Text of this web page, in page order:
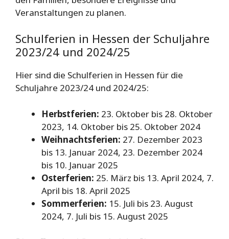
Veranstaltungen zu planen.
Schulferien in Hessen der Schuljahre
2023/24 und 2024/25
Hier sind die Schulferien in Hessen für die
Schuljahre 2023/24 und 2024/25:
Herbstferien: 23. Oktober bis 28. Oktober
2023, 14. Oktober bis 25. Oktober 2024
Weihnachtsferien: 27. Dezember 2023
bis 13. Januar 2024, 23. Dezember 2024
bis 10. Januar 2025
Osterferien: 25. März bis 13. April 2024, 7.
April bis 18. April 2025
Sommerferien: 15. Juli bis 23. August
2024, 7. Juli bis 15. August 2025